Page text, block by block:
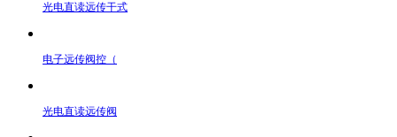
光电直读远传干式
电子远传阀控（
光电直读远传阀